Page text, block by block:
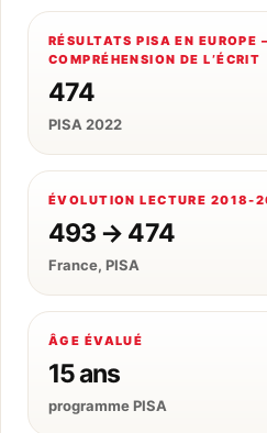
RÉSULTATS PISA EN EUROPE
COMPRÉHENSION DE L’ÉCRIT
474
PISA 2022
ÉVOLUTION LECTURE 2018-
493 → 474
France, PISA
ÂGE ÉVALUÉ
15 ans
programme PISA